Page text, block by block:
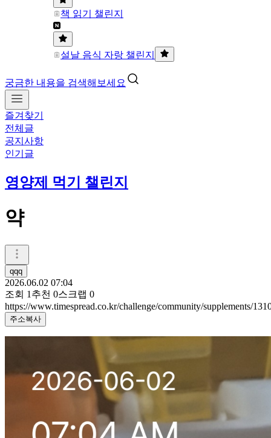
책 읽기 챌린지
설날 음식 자랑 챌린지
궁금한 내용을 검색해보세요
즐겨찾기
전체글
공지사항
인기글
영양제 먹기 챌린지
약
qqq
2026.06.02 07:04
조회 1 추천 0스크랩 0
https://www.timespread.co.kr/challenge/community/supplements/
주소복사